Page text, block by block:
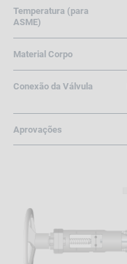
Temperatura (para
ASME)
Material Corpo
Conexão da Válvula
Aprovações